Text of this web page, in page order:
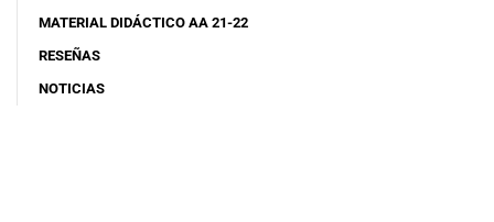
MATERIAL DIDÁCTICO AA 21-22
RESEÑAS
NOTICIAS